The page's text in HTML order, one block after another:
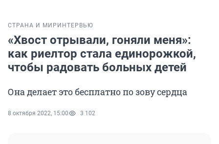
СТРАНА И МИР ИНТЕРВЬЮ
«Хвост отрывали, гоняли меня»:
как риелтор стала единорожкой,
чтобы радовать больных детей
Она делает это бесплатно по зову сердца
8 октября 2022, 15:00 3 102